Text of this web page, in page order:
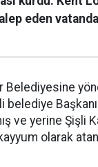
eden
belediye
ve yerine Şişli
olarak